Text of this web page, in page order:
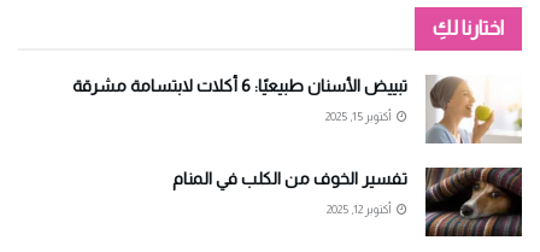
اختارنا لكِ
تبييض الأسنان طبيعيًا: 6 أكلات لابتسامة مشرقة
أكتوبر 15, 2025
تفسير الخوف من الكلب في المنام
أكتوبر 12, 2025